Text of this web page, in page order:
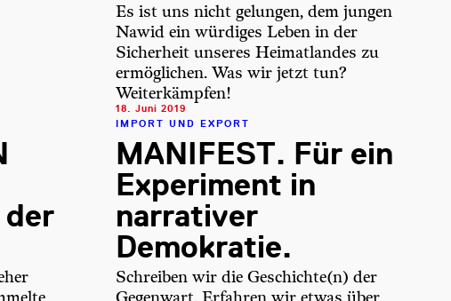
Es ist uns nicht gelungen, dem jungen
Nawid ein würdiges Leben in der
Sicherheit unseres Heimatlandes zu
ermöglichen. Was wir jetzt tun?
Weiterkämpfen!
18. Juni 2019
IMPORT UND EXPORT
MANIFEST. Für ein
Experiment in
narrativer
Demokratie.
Schreiben wir die Geschichte(n) der